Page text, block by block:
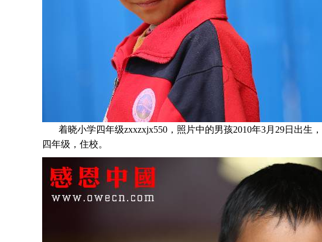
着晓小学四年级zxxzxjx550，照片中的男孩2010年3月29日 出生，
四年级 ，住校。